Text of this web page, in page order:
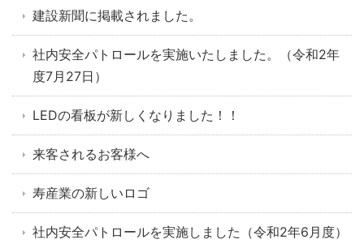
建設新聞に掲載されました。
社内安全パトロールを実施いたしました。（令和2年
度7月27日）
LEDの看板が新しくなりました！！
来客されるお客様へ
寿産業の新しいロゴ
社内安全パトロールを実施しました（令和2年6月度）